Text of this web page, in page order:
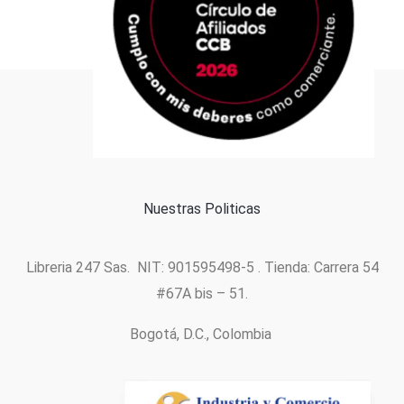
Formas de pago
Nuestras Politicas
Libreria 247 Sas. NIT: 901595498-5 . Tienda: Carrera 54
#67A bis – 51.
Bogotá, D.C., Colombia